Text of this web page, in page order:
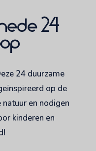
24
24 duurzame
op de
en nodigen
kinderen en